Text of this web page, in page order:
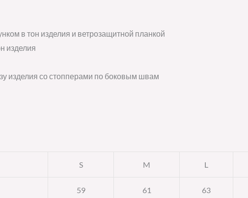
в тон изделия и ветрозащитной планкой
изделия
изделия со стопперами по боковым швам
S M L
59 61 63